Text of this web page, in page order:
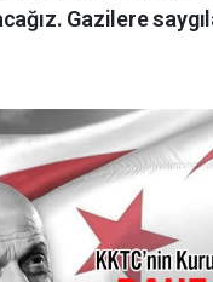
Gazilere